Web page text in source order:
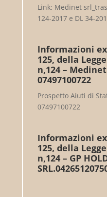
Link: Medinet
124-2017 e DL 34-
Informazioni
125, della
n,124 – Medinet
07497100722
Prospetto Aiuti di
07497100722
Informazioni
125, della
n,124 – GP